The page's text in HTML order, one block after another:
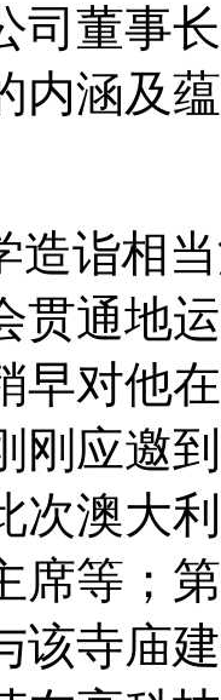
司董事
内涵及
造诣相
贯通地
早对他
刚应邀
次澳大
席等；
该寺庙